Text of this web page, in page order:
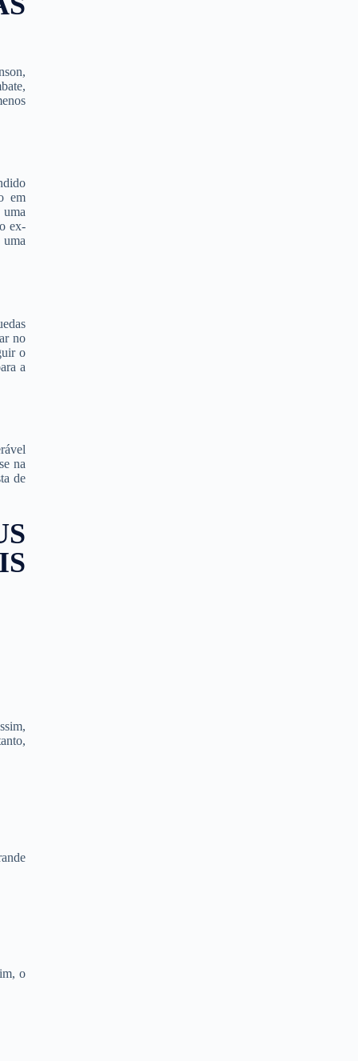
em
ex-
no
o
a
na
de
o